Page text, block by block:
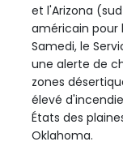
et l'Arizona
américain pour
Samedi, le
une alerte de
zones
élevé
États des
Oklahoma.